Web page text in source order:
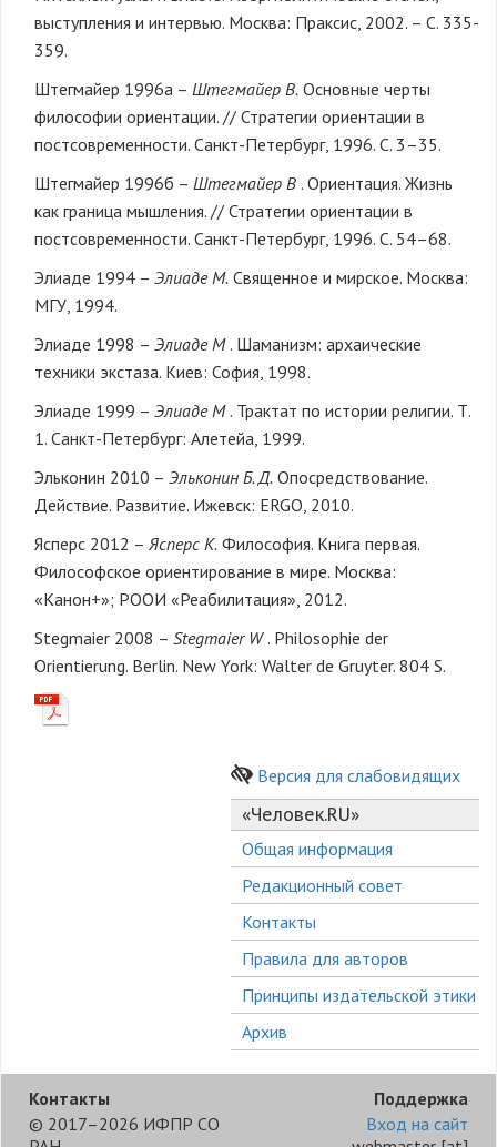
выступления и интервью. Москва: Праксис, 2002. – С. 335-
359.
Штегмайер 1996а – Штегмайер В. Основные черты
философии ориентации. // Стратегии ориентации в
постсовременности. Санкт-Петербург, 1996. С. 3–35.
Штегмайер 1996б – Штегмайер В . Ориентация. Жизнь
как граница мышления. // Стратегии ориентации в
постсовременности. Санкт-Петербург, 1996. С. 54–68.
Элиаде 1994 – Элиаде М. Священное и мирское. Москва:
МГУ, 1994.
Элиаде 1998 – Элиаде М. Шаманизм: архаические
техники экстаза. Киев: София, 1998.
Элиаде 1999 – Элиаде М. Трактат по истории религии. Т.
1. Санкт-Петербург: Алетейа, 1999.
Эльконин 2010 – Эльконин Б. Д. Опосредствование.
Действие. Развитие. Ижевск: ERGO, 2010.
Ясперс 2012 – Ясперс К. Философия. Книга первая.
Философское ориентирование в мире. Москва:
«Канон+»; РООИ «Реабилитация», 2012.
Stegmaier 2008 – Stegmaier W. Philosophie der
Orientierung. Berlin. New York: Walter de Gruyter. 804 S.
Версия для слабовидящих
«Человек.RU»
Общая информация
Редакционный совет
Контакты
Правила для авторов
Принципы издательской этики
Архив
Контакты
© 2017–2026 ИФПР СО
Поддержка
Вход на сайт